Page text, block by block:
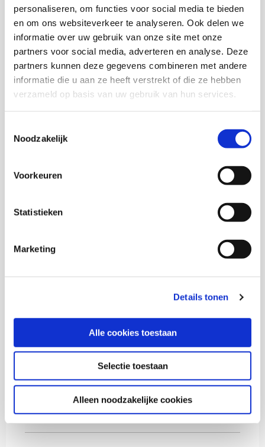
personaliseren, om functies voor social media te bieden
en om ons websiteverkeer te analyseren. Ook delen we
informatie over uw gebruik van onze site met onze
partners voor social media, adverteren en analyse. Deze
partners kunnen deze gegevens combineren met andere
informatie die u aan ze heeft verstrekt of die ze hebben
verzameld op basis van uw gebruik van hun services.
Noodzakelijk
Voorkeuren
Statistieken
Marketing
Details tonen
Alle cookies toestaan
Selectie toestaan
Alleen noodzakelijke cookies
45 pag
Download via KIS
Senior onderzoeker en themacoördinator Sociale
Buurten en leefbaarheid